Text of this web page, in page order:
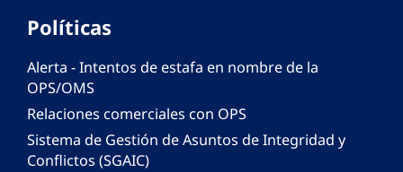
Políticas
Alerta - Intentos de estafa en nombre de la
OPS/OMS
Relaciones comerciales con OPS
Sistema de Gestión de Asuntos de Integridad y
Conflictos (SGAIC)